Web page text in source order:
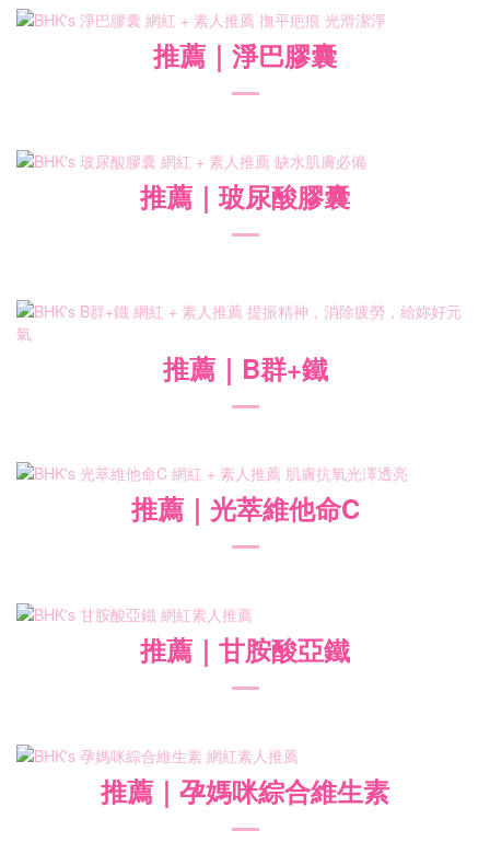
推薦 ｜淨巴膠囊
推薦 ｜玻尿酸膠囊
推薦｜B群+鐵
推薦｜光萃維他命C
推薦 ｜甘胺酸亞鐵
推薦 ｜孕媽咪綜合維生素